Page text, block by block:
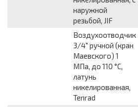
наружной
резьбой, JIF
Воздухоотводчик
3/4" ручной (кран
Маевского) 1
МПа, до 110 °C,
латунь
никелированная,
Tenrad